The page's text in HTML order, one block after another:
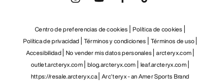
Centro de preferencias de cookies Política de cookies
Política de privacidad Términos y condiciones Términos de uso
Accesibilidad No vender mis datos personales arcteryx.com
outlet.arcteryx.com blog.arcteryx.com leaf.arcteryx.com
https://resale.arcteryx.ca Arc'teryx - an Amer Sports Brand